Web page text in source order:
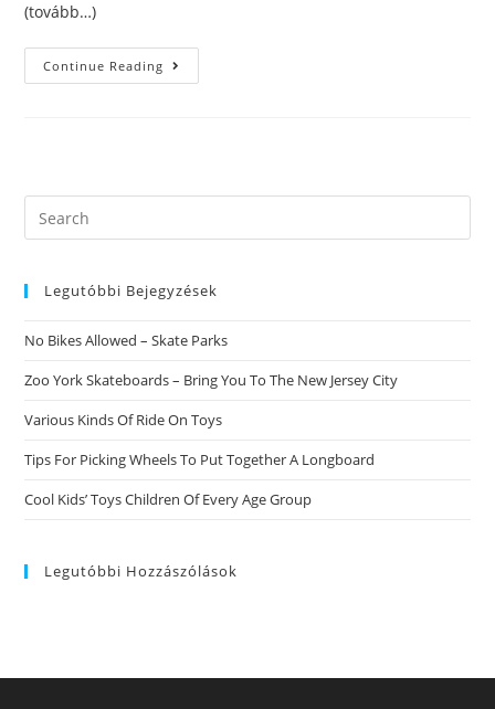
(tovább…)
Continue Reading Liminaire
Entrevue
Search
this
Legutóbbi Bejegyzések
No Bikes Allowed – Skate Parks
Zoo York Skateboards – Bring You To The New Jersey City
Various Kinds Of Ride On Toys
Tips For Picking Wheels To Put Together A Longboard
Cool Kids’ Toys Children Of Every Age Group
Legutóbbi Hozzászólások